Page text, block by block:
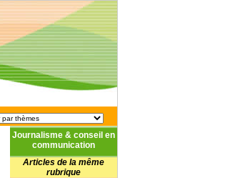
Journalisme & conseil en
communication
Articles de la même
rubrique